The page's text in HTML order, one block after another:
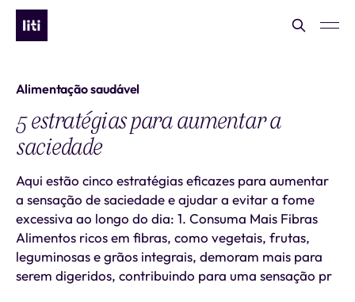
Alimentação saudável
5 estratégias para aumentar a
saciedade
Aqui estão cinco estratégias eficazes para aumentar
a sensação de saciedade e ajudar a evitar a fome
excessiva ao longo do dia: 1. Consuma Mais Fibras
Alimentos ricos em fibras, como vegetais, frutas,
leguminosas e grãos integrais, demoram mais para
serem digeridos, contribuindo para uma sensação pr